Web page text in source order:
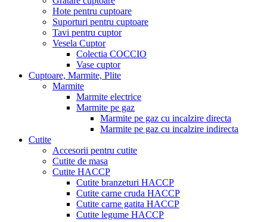
Hote pentru cuptoare
Suporturi pentru cuptoare
Tavi pentru cuptor
Vesela Cuptor
Colectia COCCIO
Vase cuptor
Cuptoare, Marmite, Plite
Marmite
Marmite electrice
Marmite pe gaz
Marmite pe gaz cu incalzire directa
Marmite pe gaz cu incalzire indirecta
Cutite
Accesorii pentru cutite
Cutite de masa
Cutite HACCP
Cutite branzeturi HACCP
Cutite carne cruda HACCP
Cutite carne gatita HACCP
Cutite legume HACCP